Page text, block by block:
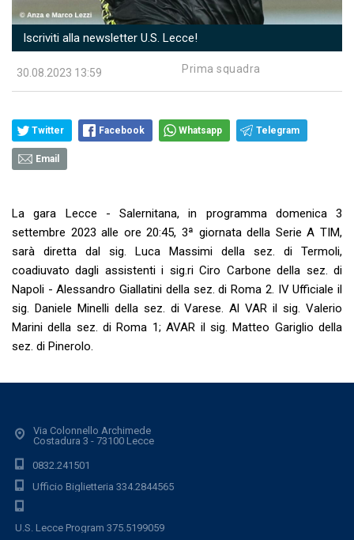
Iscriviti alla newsletter U.S. Lecce!
30.08.2023 13:59 Prima squadra
Twitter Facebook Whatsapp Telegram
Email
La gara Lecce - Salernitana, in programma domenica 3
settembre 2023 alle ore 20:45, 3ª giornata della Serie A TIM,
sarà diretta dal sig. Luca Massimi della sez. di Termoli,
coadiuvato dagli assistenti i sig.ri Ciro Carbone della sez. di
Napoli - Alessandro Giallatini della sez. di Roma 2. IV Ufficiale il
sig. Daniele Minelli della sez. di Varese. Al VAR il sig. Valerio
Marini della sez. di Roma 1; AVAR il sig. Matteo Gariglio della
sez. di Pinerolo.
Via Colonnello Archimede
Costadura 3 - 73100 Lecce
0832.241501
Ufficio Biglietteria 334.2844565
U.S. Lecce Program 375.5199059